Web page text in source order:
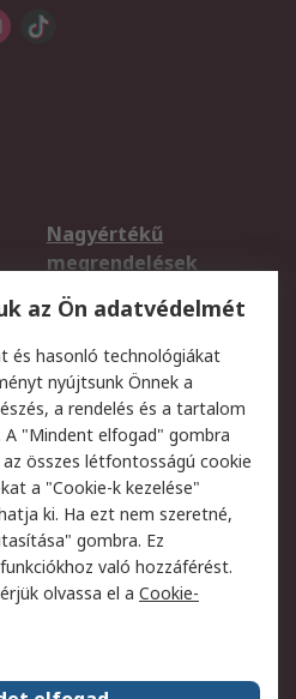
Nagyértékű
megrendelések
Szállítás
Az RS értékesítési
feltételei
Email biztonság
Weboldal felhasználói
szabályzata
az Ön adatvédelmét
és hasonló technológiákat
nyújtsunk Önnek a
a rendelés és a tartalom
A "Mindent elfogad" gombra
összes létfontosságú cookie
a "Cookie-k kezelése"
ki. Ha ezt nem szeretné,
gombra. Ez
való hozzáférést.
olvassa el a Cookie-